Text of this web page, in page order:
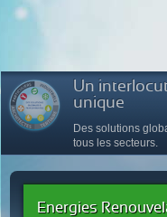
Un
unique
Des solutions
tous les secteurs.
Energies